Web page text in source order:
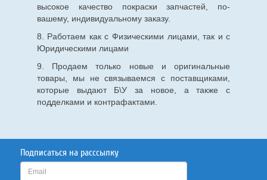
высокое качество покраски запчастей, по-
вашему, индивидуальному заказу.
8. Работаем как с Физическими лицами, так и с
Юридическими лицами
9. Продаем только новые и оригинальные
товары, мы не связываемся с поставщиками,
которые выдают Б\У за новое, а также с
подделками и контрафактами.
Подписаться на расссылку